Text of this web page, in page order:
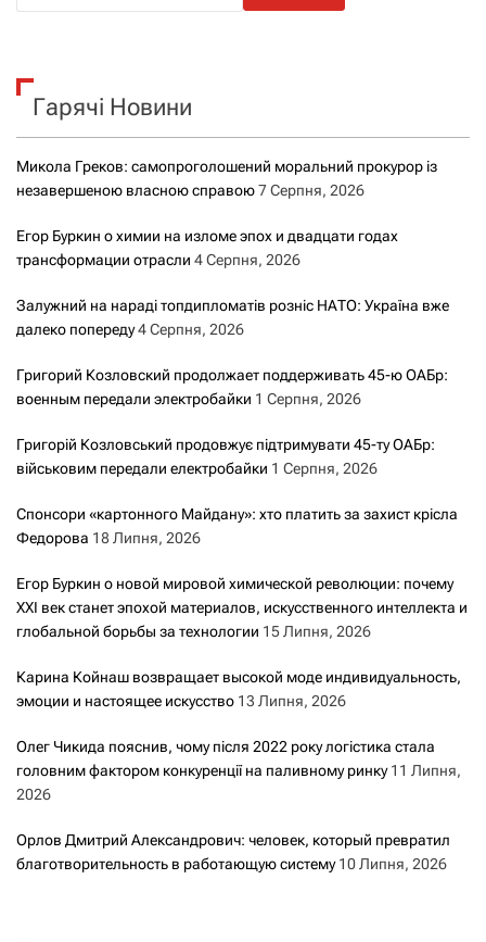
к
Гарячі Новини
Микола Греков: самопроголошений моральний прокурор із
незавершеною власною справою7 Серпня, 2026
Егор Буркин о химии на изломе эпох и двадцати годах
трансформации отрасли 4 Серпня, 2026
Залужний на нараді топдипломатів розніс НАТО: Україна вже
далеко попереду4 Серпня, 2026
Григорий Козловский продолжает поддерживать 45-ю ОАБр:
военным передали электробайки 1 Серпня, 2026
Григорій Козловський продовжує підтримувати 45-ту ОАБр:
військовим передали електробайки 1 Серпня, 2026
Спонсори «картонного Майдану»: хто платить за захист крісла
Федорова 18 Липня, 2026
Егор Буркин о новой мировой химической революции: почему
XXI век станет эпохой материалов, искусственного интеллекта и
глобальной борьбы за технологии 15 Липня, 2026
Карина Койнаш возвращает высокой моде индивидуальность,
эмоции и настоящее искусство 13 Липня, 2026
Олег Чикида пояснив, чому після 2022 року логістика стала
головним фактором конкуренції на паливному ринку 11 Липня,
2026
Орлов Дмитрий Александрович: человек, который превратил
благотворительность в работающую систему 10 Липня, 2026